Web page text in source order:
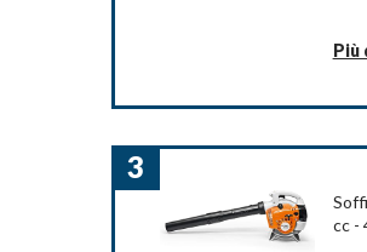
Più
Dimensioni articolo:
Tipo di alimentazione:
3
cc -